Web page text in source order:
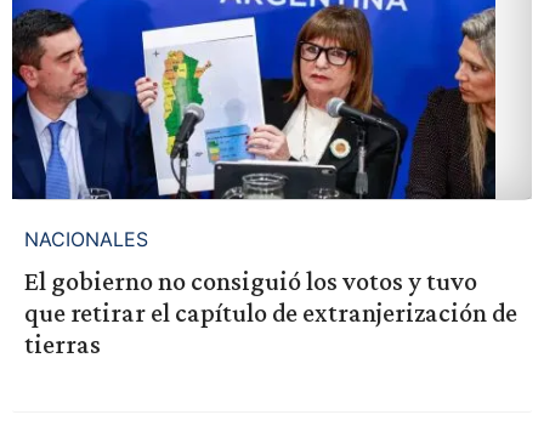
NACIONALES
El gobierno no consiguió los votos y tuvo
que retirar el capítulo de extranjerización de
tierras